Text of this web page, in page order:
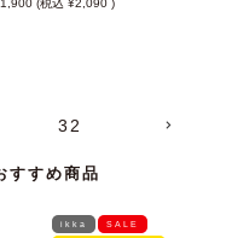
1,900 2,090
32
すすめ商品
ikka SALE